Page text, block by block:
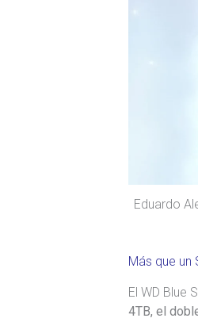
Eduardo
Más que un
El WD Blue
4TB, el